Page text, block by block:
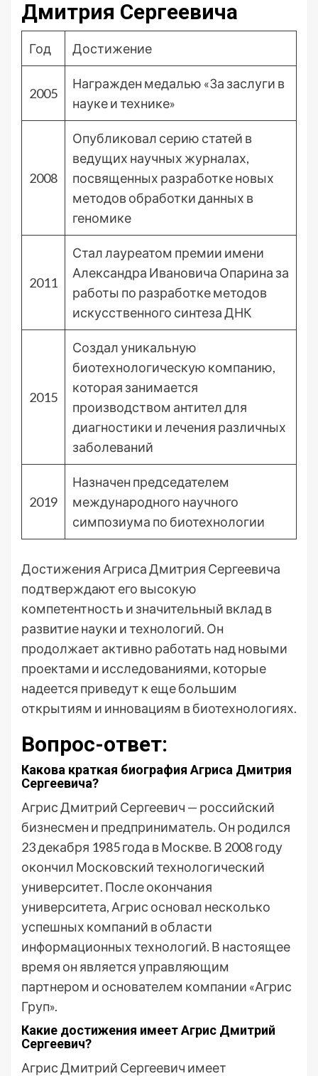
Дмитрия Сергеевича
Год Достижение
2005
Награжден медалью «За заслуги в
науке и технике»
2008
Опубликовал серию статей в
ведущих научных журналах,
посвященных разработке новых
методов обработки данных в
геномике
2011
Стал лауреатом премии имени
Александра Ивановича Опарина за
работы по разработке методов
искусственного синтеза ДНК
2015
Создал уникальную
биотехнологическую компанию,
которая занимается
производством антител для
диагностики и лечения различных
заболеваний
2019
Назначен председателем
международного научного
симпозиума по биотехнологии
Достижения Агриса Дмитрия Сергеевича
подтверждают его высокую
компетентность и значительный вклад в
развитие науки и технологий. Он
продолжает активно работать над новыми
проектами и исследованиями, которые
надеется приведут к еще большим
открытиям и инновациям в биотехнологиях.
Вопрос-ответ:
Какова краткая биография Агриса Дмитрия
Сергеевича?
Агрис Дмитрий Сергеевич — российский
бизнесмен и предприниматель. Он родился
23 декабря 1985 года в Москве. В 2008 году
окончил Московский технологический
университет. После окончания
университета, Агрис основал несколько
успешных компаний в области
информационных технологий. В настоящее
время он является управляющим
партнером и основателем компании «Агрис
Груп».
Какие достижения имеет Агрис Дмитрий
Сергеевич?
Агрис Дмитрий Сергеевич имеет